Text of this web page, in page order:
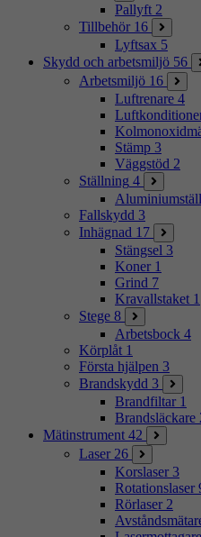
Pallyft 2
Tillbehör 16
Lyftsax 5
Skydd och arbetsmiljö 56
Arbetsmiljö 16
Luftrenare 4
Stämp 3
Väggstöd 2
Ställning 4
Fallskydd 3
Inhägnad 17
Stängsel 3
Koner 1
Grind 7
Kravallstaket 1
Stege 8
Arbetsbock 4
Körplåt 1
Första hjälpen 3
Brandskydd 3
Brandfiltar 1
Brandsläckare
Mätinstrument 42
Laser 26
Korslaser 3
Rotationslaser
Rörlaser 2